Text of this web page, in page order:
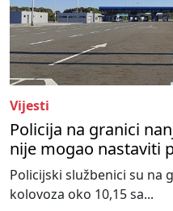
Vijesti
Policija na granici
nije mogao nastaviti
Policijski službenici su na
kolovoza oko 10,15 sa...